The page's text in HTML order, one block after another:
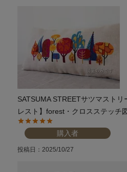
SATSUMA STREETサツマスト
レスト】forest・クロスステッチ
購入者
投稿日 2025/10/27